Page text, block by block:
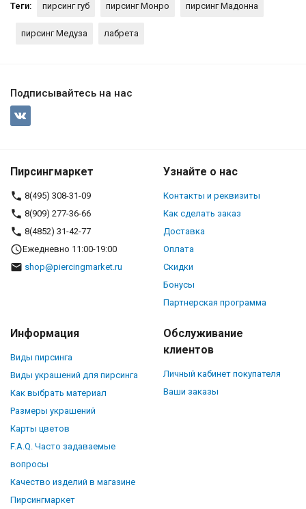
Теги: пирсинг губ пирсинг Монро пирсинг Мадонна
пирсинг Медуза лабрета
Подписывайтесь на нас
Пирсингмаркет
8(495) 308-31-09
8(909) 277-36-66
8(4852) 31-42-77
Ежедневно 11:00-19:00
shop@piercingmarket.ru
Узнайте о нас
Контакты и реквизиты
Как сделать заказ
Доставка
Оплата
Скидки
Бонусы
Партнерская программа
Информация
Виды пирсинга
Виды украшений для пирсинга
Как выбрать материал
Размеры украшений
Карты цветов
F.A.Q. Часто задаваемые
вопросы
Качество изделий в магазине
Пирсингмаркет
Обслуживание
клиентов
Личный кабинет покупателя
Ваши заказы